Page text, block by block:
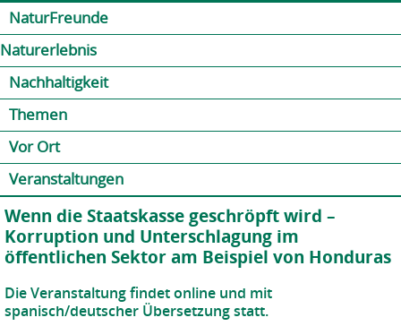
NaturFreunde
Naturerlebnis
Nachhaltigkeit
Themen
Vor Ort
Veranstaltungen
Wenn die Staatskasse geschröpft wird –
Korruption und Unterschlagung im
öffentlichen Sektor am Beispiel von Honduras
Die Veranstaltung findet online und mit
spanisch/deutscher Übersetzung statt.